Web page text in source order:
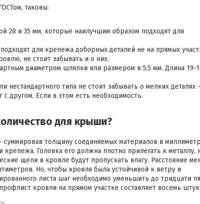
таковы:
28 и 35 мм, которые наилучшим образом подходят для
для крепежа доборных деталей не на прямых
не стоит забывать и о них.
диаметром шляпки или размером в 5,5 мм. Длина 19-
нестандартного типа не стоит забывать о мелких деталях
другом. Если в этом есть необходимость.
для крыши?
толщину соединяемых материалов в
Головка его должна плотно прилегать к металлу,
щели в кровле будут пропускать влагу. Расстояние
Но, чтобы кровля была устойчивой к ветру и
листа шаг необходимо уменьшить до тридцати
кровли на прямом участке составляет восемь штук.